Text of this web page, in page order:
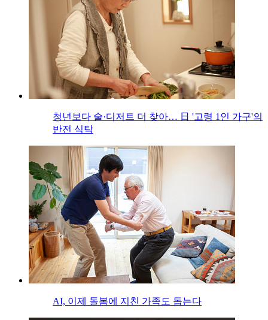
청년보다 술·디저트 더 찾아… 日 '고령 1인 가구'의
반전 식탁
AI, 이제 돌봄에 지친 가족도 돕는다